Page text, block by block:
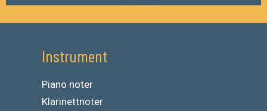
Instrument
Piano noter
Klarinettnoter